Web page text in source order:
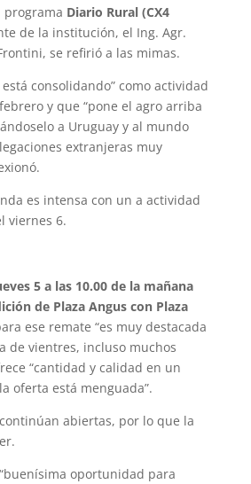
programa Diario Rural (CX4
de la institución, el Ing. Agr.
se refirió a las mimas.
consolidando” como actividad
y que “pone el agro arriba
a Uruguay y al mundo
extranjeras muy
es intensa con un a actividad
viernes 6.
5 a las 10.00 de la mañana
de Plaza Angus con Plaza
ese remate “es muy destacada
de vientres, incluso muchos
“cantidad y calidad en un
oferta está menguada”.
abiertas, por lo que la
oportunidad para